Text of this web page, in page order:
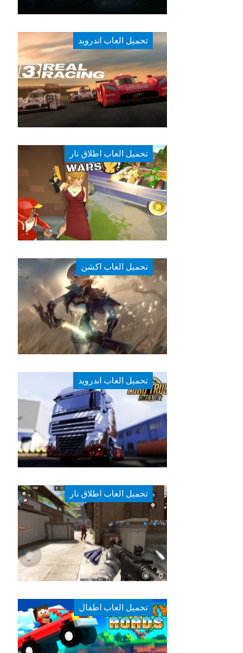
تحميل العاب اندرويد
تحميل العاب اطلاق نار
تحميل العاب اكشن
تحميل العاب اندرويد
تحميل العاب اطلاق نار
تحميل العاب اطفال